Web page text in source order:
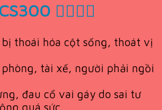
👨‍⚕️👩‍⚕️
thoái hóa cột sống, thoát vị
tài xế, người phải ngồi
đau cổ vai gáy do sai tư
quá sức.